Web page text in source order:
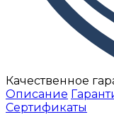
Качественное
Описание
Сертификаты